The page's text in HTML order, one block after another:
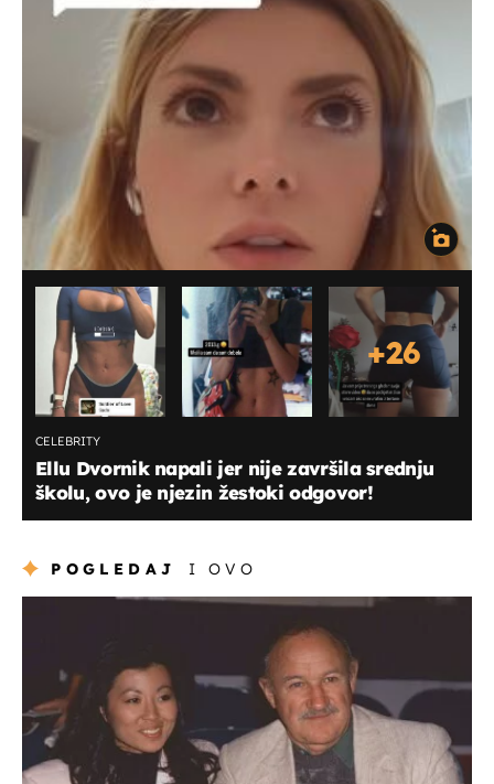
+26
CELEBRITY
Ellu Dvornik napali jer nije završila srednju
školu, ovo je njezin žestoki odgovor!
POGLEDAJ I OVO